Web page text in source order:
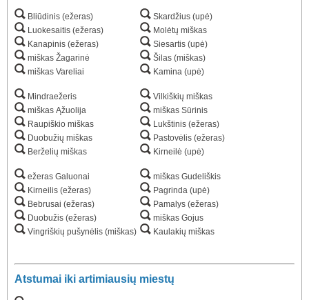
Bliūdinis (ežeras)
Luokesaitis (ežeras)
Kanapinis (ežeras)
miškas Žagarinė
miškas Vareliai
Mindraežeris
miškas Ąžuolija
Raupiškio miškas
Duobužių miškas
Berželių miškas
ežeras Galuonai
Kirneilis (ežeras)
Bebrusai (ežeras)
Duobužis (ežeras)
Vingriškių pušynėlis (miškas)
Skardžius (upė)
Molėtų miškas
Siesartis (upė)
Šilas (miškas)
Kamina (upė)
Vilkiškių miškas
miškas Sūrinis
Lukštinis (ežeras)
Pastovėlis (ežeras)
Kirneilė (upė)
miškas Gudeliškis
Pagrinda (upė)
Pamalys (ežeras)
miškas Gojus
Kaulakių miškas
Atstumai iki artimiausių miestų